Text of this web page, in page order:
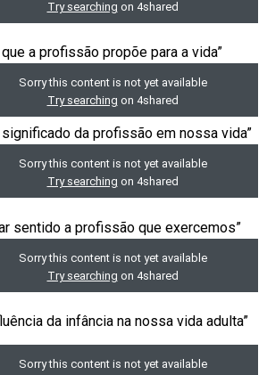
a profissão propõe para a vida”
da profissão em nossa vida”
sentido a profissão que exercemos”
da infância na nossa vida adulta”